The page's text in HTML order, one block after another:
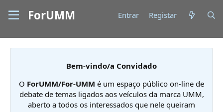
ForUMM Entrar Registar
Bem-vindo/a Convidado
O ForUMM/For-UMM é um espaço público on-line de
debate de temas ligados aos veículos da marca UMM,
aberto a todos os interessados que nele queiram